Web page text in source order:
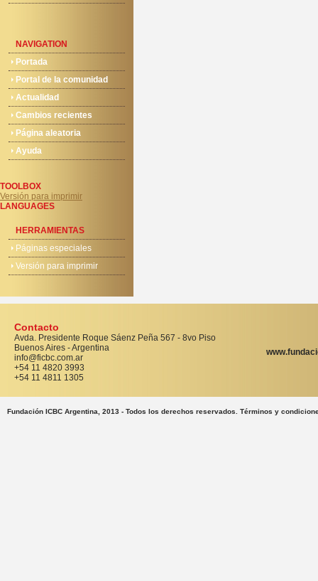
NAVIGATION
Portada
Portal de la comunidad
Actualidad
Cambios recientes
Página aleatoria
Ayuda
TOOLBOX
Versión para imprimir
LANGUAGES
HERRAMIENTAS
Páginas especiales
Versión para imprimir
Contacto
Avda. Presidente Roque Sáenz Peña 567 - 8vo Piso
Buenos Aires - Argentina
info@ficbc.com.ar
+54 11 4820 3993
+54 11 4811 1305
Fundación ICBC Argentina, 2013 - Todos los derechos reservados. Términos y